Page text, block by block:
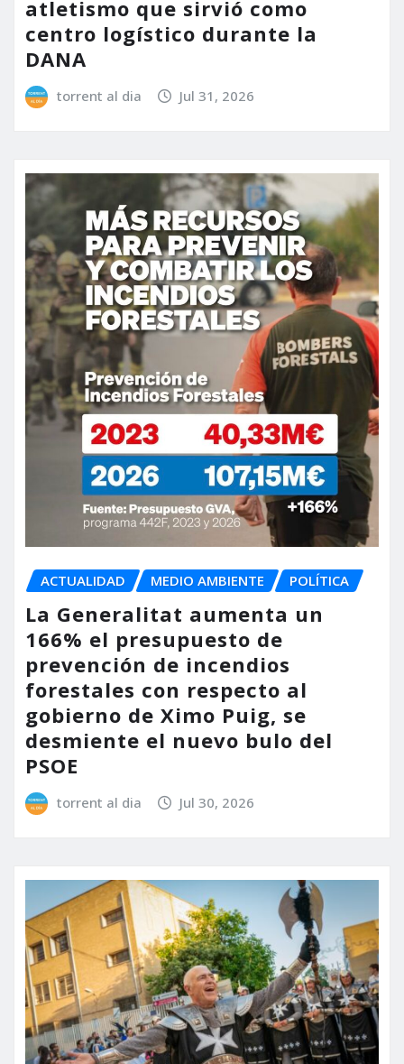
atletismo que sirvió como
centro logístico durante la
DANA
torrent al dia Jul 31, 2026
ACTUALIDAD MEDIO AMBIENTE POLÍTICA
La Generalitat aumenta un
166% el presupuesto de
prevención de incendios
forestales con respecto al
gobierno de Ximo Puig, se
desmiente el nuevo bulo del
PSOE
torrent al dia Jul 30, 2026